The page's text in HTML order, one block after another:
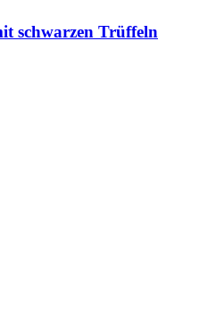
schwarzen Trüffeln